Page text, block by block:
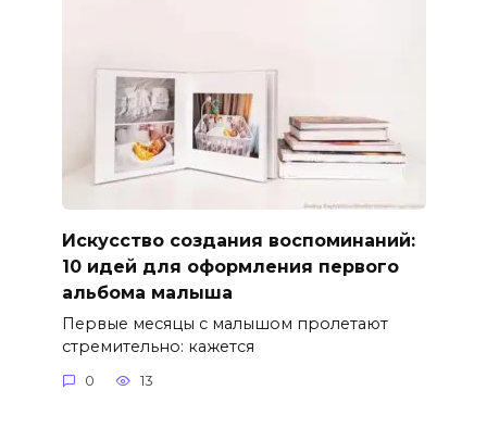
Искусство создания воспоминаний:
10 идей для оформления первого
альбома малыша
Первые месяцы с малышом пролетают
стремительно: кажется
0 13